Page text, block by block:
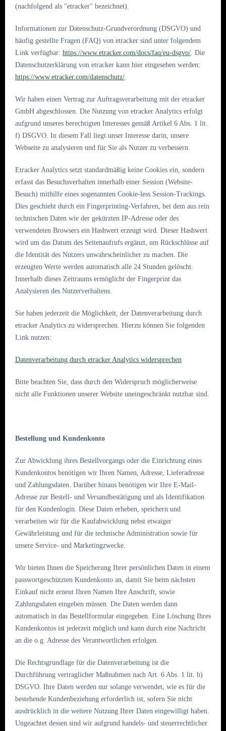
(nachfolgend als "etracker" bezeichnet).
Informationen zur Datenschutz-Grundverordnung (DSGVO) und
häufig gestellte Fragen (FAQ) von etracker sind unter folgendem
Link verfügbar: https://www.etracker.com/docs/faq/eu-dsgvo/. Die
Datenschutzerklärung von etracker kann hier eingesehen werden:
https://www.etracker.com/datenschutz/.
Wir haben einen Vertrag zur Auftragsverarbeitung mit der etracker
GmbH abgeschlossen. Die Nutzung von etracker Analytics erfolgt
aufgrund unseres berechtigten Interesses gemäß Artikel 6 Abs. 1 lit.
f) DSGVO. In diesem Fall liegt unser Interesse darin, unsere
Webseite zu analysieren und für Sie als Nutzer zu verbessern.
Etracker Analytics setzt standardmäßig keine Cookies ein, sondern
erfasst das Besuchsverhalten innerhalb einer Session (Website-
Besuch) mithilfe eines sogenannten Cookie-less Session-Trackings.
Dies geschieht durch ein Fingerprinting-Verfahren, bei dem aus rein
technischen Daten wie der gekürzten IP-Adresse oder des
verwendeten Browsers ein Hashwert erzeugt wird. Dieser Hashwert
wird um das Datum des Seitenaufrufs ergänzt, um Rückschlüsse auf
die Identität des Nutzers unwahrscheinlicher zu machen. Die
erzeugten Werte werden automatisch alle 24 Stunden gelöscht.
Innerhalb dieses Zeitraums ermöglicht der Fingerprint das
Analysieren des Nutzerverhaltens.
Sie haben jederzeit die Möglichkeit, der Datenverarbeitung durch
etracker Analytics zu widersprechen. Hierzu können Sie folgenden
Link nutzen:
Datenverarbeitung durch etracker Analytics widersprechen
Bitte beachten Sie, dass durch den Widerspruch möglicherweise
nicht alle Funktionen unserer Website uneingeschränkt nutzbar sind.
Bestellung und Kundenkonto
Zur Abwicklung ihres Bestellvorgangs oder die Einrichtung eines
Kundenkontos benötigen wir Ihren Namen, Adresse, Lieferadresse
und Zahlungsdaten. Darüber hinaus benötigen wir Ihre E-Mail-
Adresse zur Bestell- und Versandbestätigung und als Identifikation
für den Kundenlogin. Diese Daten erheben, speichern und
verarbeiten wir für die Kaufabwicklung nebst etwaiger
Gewährleistung und für die technische Administration sowie für
unsere Service- und Marketingzwecke.
Wir bieten Ihnen die Speicherung Ihrer persönlichen Daten in einem
passwortgeschützten Kundenkonto an, damit Sie beim nächsten
Einkauf nicht erneut Ihren Namen Ihre Anschrift, sowie
Zahlungsdaten eingeben müssen. Die Daten werden dann
automatisch in das Bestellformular eingegeben. Eine Löschung Ihres
Kundenkontos ist jederzeit möglich und kann durch eine Nachricht
an die o.g. Adresse des Verantwortlichen erfolgen.
Die Rechtsgrundlage für die Datenverarbeitung ist die
Durchführung vertraglicher Maßnahmen nach Art. 6 Abs. 1 lit. b)
DSGVO. Ihre Daten werden nur solange verwendet, wie es für die
bestehende Kundenbeziehung erforderlich ist, sofern Sie nicht
ausdrücklich in die weitere Nutzung Ihrer Daten eingewilligt haben.
Ungeachtet dessen sind wir aufgrund handels- und steuerrechtlicher